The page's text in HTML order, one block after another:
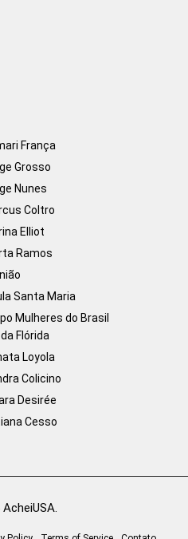
França
Grosso
Nunes
Coltro
Elliot
Ramos
Santa Maria
Mulheres do Brasil
Flórida
Loyola
Colicino
Desirée
Cesso